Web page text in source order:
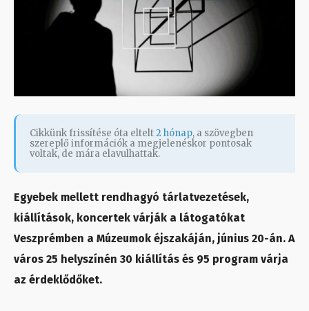
Cikkünk frissítése óta eltelt2 hónap, a szövegben
szereplő információk a megjelenéskor pontosak
voltak, de mára elavulhattak.
Egyebek mellett rendhagyó tárlatvezetések,
kiállítások, koncertek várják a látogatókat
Veszprémben a Múzeumok éjszakáján, június 20-án. A
város 25 helyszínén 30 kiállítás és 95 program várja
az érdeklődőket.